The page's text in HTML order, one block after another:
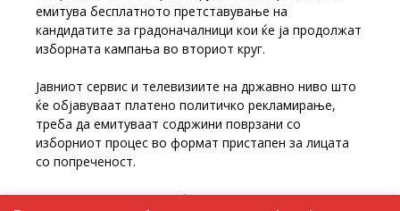
емитува бесплатното претставување на
кандидатите за градоначалници кои ќе ја продолжат
изборната кампања во вториот круг.
Јавниот сервис и телевизиите на државно ниво што
ќе објавуваат платено политичко рекламирање,
треба да емитуваат содржини поврзани со
изборниот процес во формат пристапен за лицата
со попреченост.
Упатството за радиодифузерите за Локалните